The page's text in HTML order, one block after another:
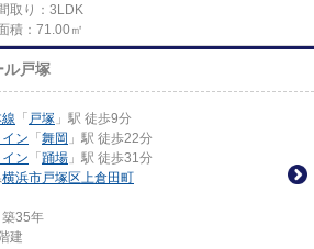
取り：3LDK
積：71.00㎡
ル戸塚
「 戸塚 」駅 徒歩9分
ン 「 舞岡 」駅 徒歩22分
ン 「 踊場 」駅 徒歩31分
横浜市戸塚区上倉田町
35年
建